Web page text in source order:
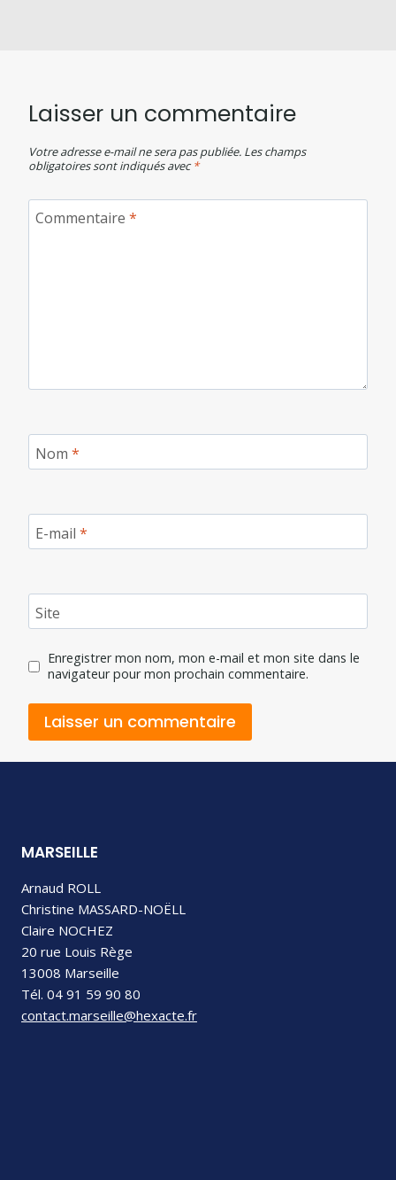
Laisser un commentaire
Votre adresse e-mail ne sera pas publiée. Les champs
obligatoires sont indiqués avec*
Commentaire *
Nom *
E-mail *
Site
Enregistrer mon nom, mon e-mail et mon site dans le
navigateur pour mon prochain commentaire.
MARSEILLE
Arnaud ROLL
Christine MASSARD-NOËLL
Claire NOCHEZ
20 rue Louis Rège
13008 Marseille
Tél. 04 91 59 90 80
contact.marseille@hexacte.fr